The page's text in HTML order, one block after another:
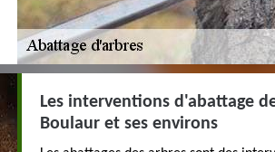
Les interventions d'abattage
Boulaur et ses environs